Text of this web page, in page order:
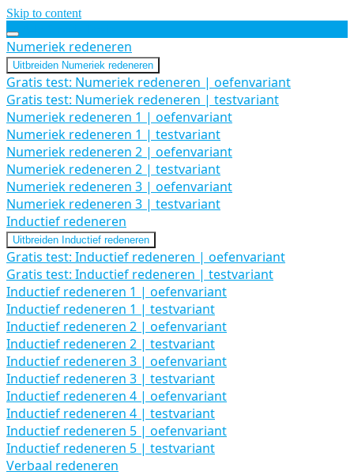
Skip to content
Numeriek redeneren
Uitbreiden Numeriek redeneren
Gratis test: Numeriek redeneren | oefenvariant
Gratis test: Numeriek redeneren | testvariant
Numeriek redeneren 1 | oefenvariant
Numeriek redeneren 1 | testvariant
Numeriek redeneren 2 | oefenvariant
Numeriek redeneren 2 | testvariant
Numeriek redeneren 3 | oefenvariant
Numeriek redeneren 3 | testvariant
Inductief redeneren
Uitbreiden Inductief redeneren
Gratis test: Inductief redeneren | oefenvariant
Gratis test: Inductief redeneren | testvariant
Inductief redeneren 1 | oefenvariant
Inductief redeneren 1 | testvariant
Inductief redeneren 2 | oefenvariant
Inductief redeneren 2 | testvariant
Inductief redeneren 3 | oefenvariant
Inductief redeneren 3 | testvariant
Inductief redeneren 4 | oefenvariant
Inductief redeneren 4 | testvariant
Inductief redeneren 5 | oefenvariant
Inductief redeneren 5 | testvariant
Verbaal redeneren